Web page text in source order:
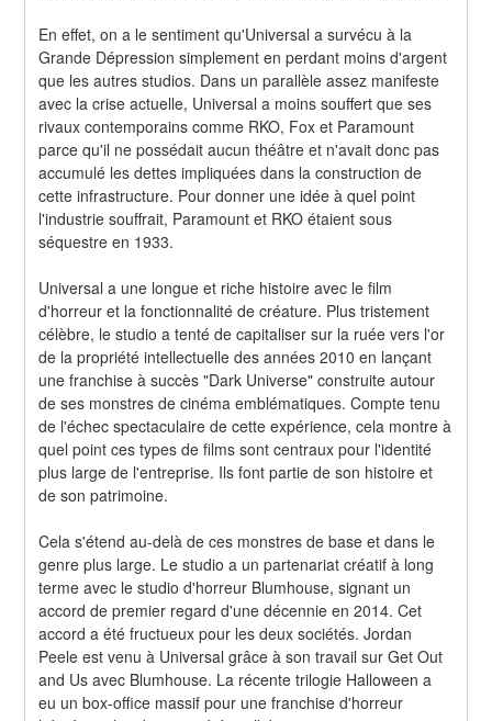
En effet, on a le sentiment qu'Universal a survécu à la
Grande Dépression simplement en perdant moins d'argent
que les autres studios. Dans un parallèle assez manifeste
avec la crise actuelle, Universal a moins souffert que ses
rivaux contemporains comme RKO, Fox et Paramount
parce qu'il ne possédait aucun théâtre et n'avait donc pas
accumulé les dettes impliquées dans la construction de
cette infrastructure. Pour donner une idée à quel point
l'industrie souffrait, Paramount et RKO étaient sous
séquestre en 1933.
Universal a une longue et riche histoire avec le film
d'horreur et la fonctionnalité de créature. Plus tristement
célèbre, le studio a tenté de capitaliser sur la ruée vers l'or
de la propriété intellectuelle des années 2010 en lançant
une franchise à succès "Dark Universe" construite autour
de ses monstres de cinéma emblématiques. Compte tenu
de l'échec spectaculaire de cette expérience, cela montre à
quel point ces types de films sont centraux pour l'identité
plus large de l'entreprise. Ils font partie de son histoire et
de son patrimoine.
Cela s'étend au-delà de ces monstres de base et dans le
genre plus large. Le studio a un partenariat créatif à long
terme avec le studio d'horreur Blumhouse, signant un
accord de premier regard d'une décennie en 2014. Cet
accord a été fructueux pour les deux sociétés. Jordan
Peele est venu à Universal grâce à son travail sur Get Out
and Us avec Blumhouse. La récente trilogie Halloween a
eu un box-office massif pour une franchise d'horreur